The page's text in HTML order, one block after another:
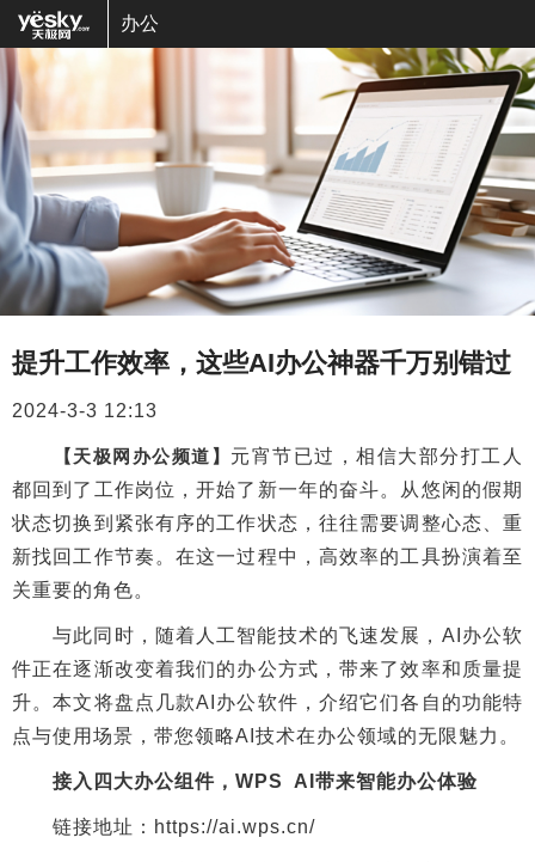
办公
提升工作效率，这些AI办公神器千万别错过
2024-3-3 12:13
【天极网办公频道】 元宵节已过，相信大部分打工人
都回到了工作岗位，开始了新一年的奋斗。从悠闲的假期
状态切换到紧张有序的工作状态，往往需要调整心态、重
新找回工作节奏。在这一过程中，高效率的工具扮演着至
关重要的角色。
与此同时，随着人工智能技术的飞速发展，AI办公软
件正在逐渐改变着我们的办公方式，带来了效率和质量提
升。本文将盘点几款AI办公软件，介绍它们各自的功能特
点与使用场景，带您领略AI技术在办公领域的无限魅力。
接入四大办公组件，WPS AI带来智能办公体验
链接地址：https://ai.wps.cn/